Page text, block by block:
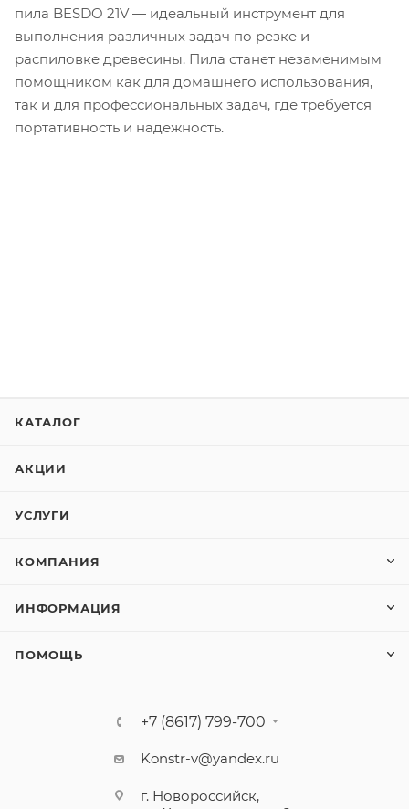
пила BESDO 21V — идеальный инструмент для
выполнения различных задач по резке и
распиловке древесины. Пила станет незаменимым
помощником как для домашнего использования,
так и для профессиональных задач, где требуется
портативность и надежность.
КАТАЛОГ
АКЦИИ
УСЛУГИ
КОМПАНИЯ
ИНФОРМАЦИЯ
ПОМОЩЬ
+7 (8617) 799-700
Konstr-v@yandex.ru
г. Новороссийск,